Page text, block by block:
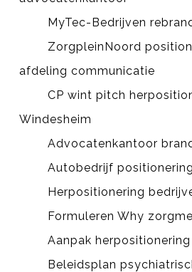
MyTec-Bedrijven
ZorgpleinNoord
afdeling communicatie
CP wint pitch
Windesheim
Advocatenkantoor
Autobedrijf positionering
Herpositionering
Formuleren Why
Aanpak
Beleidsplan